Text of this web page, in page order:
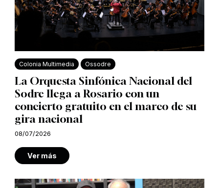
Colonia Multimedia Ossodre
La Orquesta Sinfónica Nacional del
Sodre llega a Rosario con un
concierto gratuito en el marco de su
gira nacional
08/07/2026
Ver más